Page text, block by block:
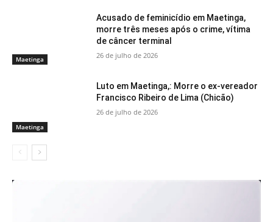
Maetinga
Acusado de feminicídio em Maetinga,
morre três meses após o crime, vítima
de câncer terminal
26 de julho de 2026
Maetinga
Luto em Maetinga,: Morre o ex-vereador
Francisco Ribeiro de Lima (Chicão)
26 de julho de 2026